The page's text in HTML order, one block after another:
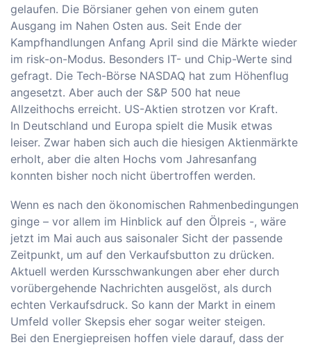
gelaufen. Die Börsianer gehen von einem guten
Ausgang im Nahen Osten aus. Seit Ende der
Kampfhandlungen Anfang April sind die Märkte wieder
im risk-on-Modus. Besonders IT- und Chip-Werte sind
gefragt. Die Tech-Börse NASDAQ hat zum Höhenflug
angesetzt. Aber auch der S&P 500 hat neue
Allzeithochs erreicht. US-Aktien strotzen vor Kraft.
In Deutschland und Europa spielt die Musik etwas
leiser. Zwar haben sich auch die hiesigen Aktienmärkte
erholt, aber die alten Hochs vom Jahresanfang
konnten bisher noch nicht übertroffen werden.
Wenn es nach den ökonomischen Rahmenbedingungen
ginge – vor allem im Hinblick auf den Ölpreis -, wäre
jetzt im Mai auch aus saisonaler Sicht der passende
Zeitpunkt, um auf den Verkaufsbutton zu drücken.
Aktuell werden Kursschwankungen aber eher durch
vorübergehende Nachrichten ausgelöst, als durch
echten Verkaufsdruck. So kann der Markt in einem
Umfeld voller Skepsis eher sogar weiter steigen.
Bei den Energiepreisen hoffen viele darauf, dass der